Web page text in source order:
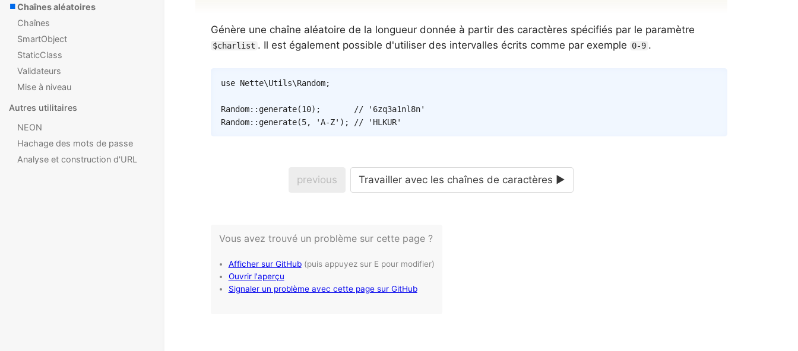
Génère une chaîne aléatoire de la longueur donnée à partir des caractères spécifiés par le paramètre
$charlist . Il est également possible d'utiliser des intervalles écrits comme par exemple 0-9 .
use Nette\Utils\Random;
Random:: generate(10) ;
// '6zq3a1nl8n'
Random:: generate(5, 'A-Z' ) ; // 'HLKUR'
previous Travailler avec les chaînes de caractères ►
Chaînes aléatoires
Chaînes
SmartObject
StaticClass
Validateurs
Mise à niveau
Autres utilitaires
NEON
Hachage des mots de passe
Analyse et construction d'URL